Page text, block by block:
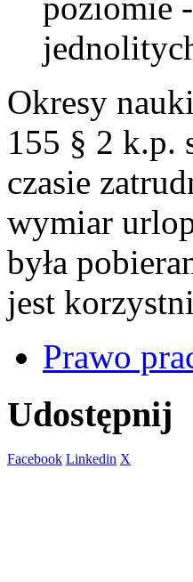
Okresy
155 § 2 k.p.
czasie
wymiar
była
jest
Prawo
Udostępnij
Facebook Linkedin X